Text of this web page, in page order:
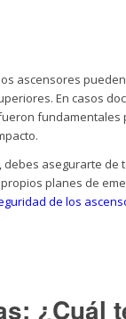
ascensores
En casos
asegurarte de
planes de
de los
¿Cuál